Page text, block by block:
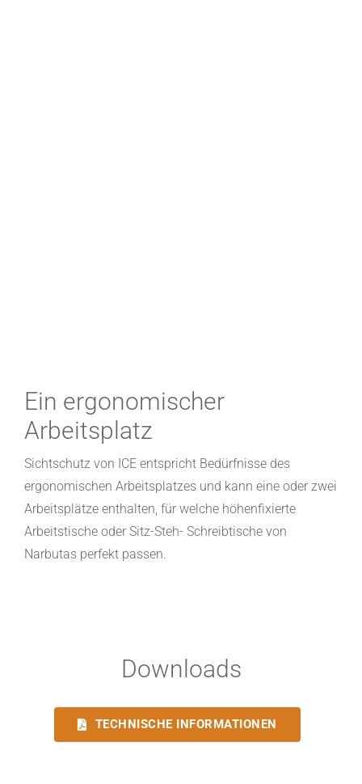
Ein ergonomischer
Arbeitsplatz
Sichtschutz von ICE entspricht Bedürfnisse des
ergonomischen Arbeitsplatzes und kann eine oder zwei
Arbeitsplätze enthalten, für welche höhenfixierte
Arbeitstische oder Sitz-Steh- Schreibtische von
Narbutas perfekt passen.
Downloads
TECHNISCHE INFORMATIONEN